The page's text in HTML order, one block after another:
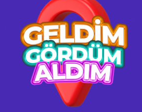
üretilmiş olup, cihazlarınızı güvenle
korur. Günlük hayatta karşılaşabileceğiniz
dizüstü bilgisayarınızı güvenle
güvende olmasını sağlamak için